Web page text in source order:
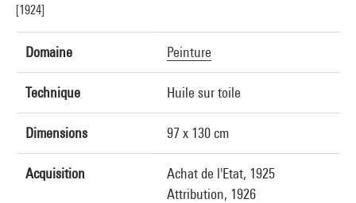
[1924]
Domaine Peinture
Technique Huile sur toile
Dimensions 97 x 130 cm
Acquisition
Achat de l'Etat, 1925
Attribution, 1926